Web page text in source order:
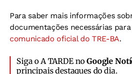
Para saber mais informações
documentações necessárias
comunicado oficial do TRE-BA.
Siga o A TARDE noGoogle
principais destaques do dia.